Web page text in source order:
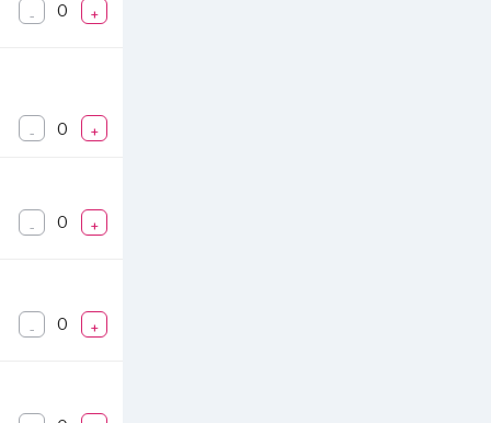
- 0 +
- 0 +
- 0 +
- 0 +